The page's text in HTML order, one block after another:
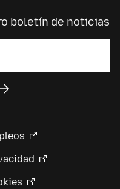
boletín de noticias